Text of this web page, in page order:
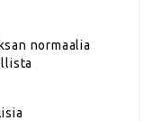
normaalia